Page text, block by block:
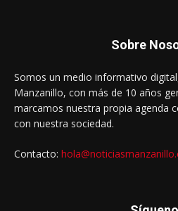
Sobre
Somos un medio informativo
Manzanillo, con más de 10 años
marcamos nuestra propia agenda
con nuestra sociedad.
Contacto: